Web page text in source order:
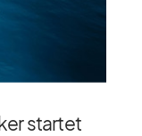
startet